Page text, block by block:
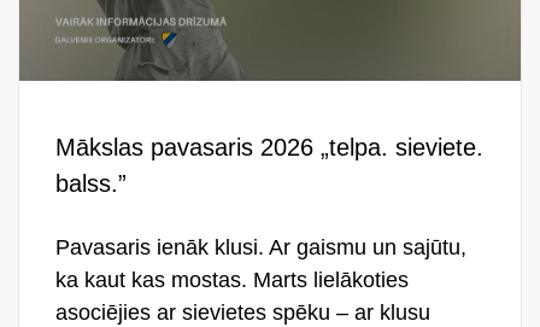
Mākslas pavasaris 2026 „telpa. sieviete.
balss.”
Pavasaris ienāk klusi. Ar gaismu un sajūtu,
ka kaut kas mostas. Marts lielākoties
asociējies ar sievietes spēku – ar klusu